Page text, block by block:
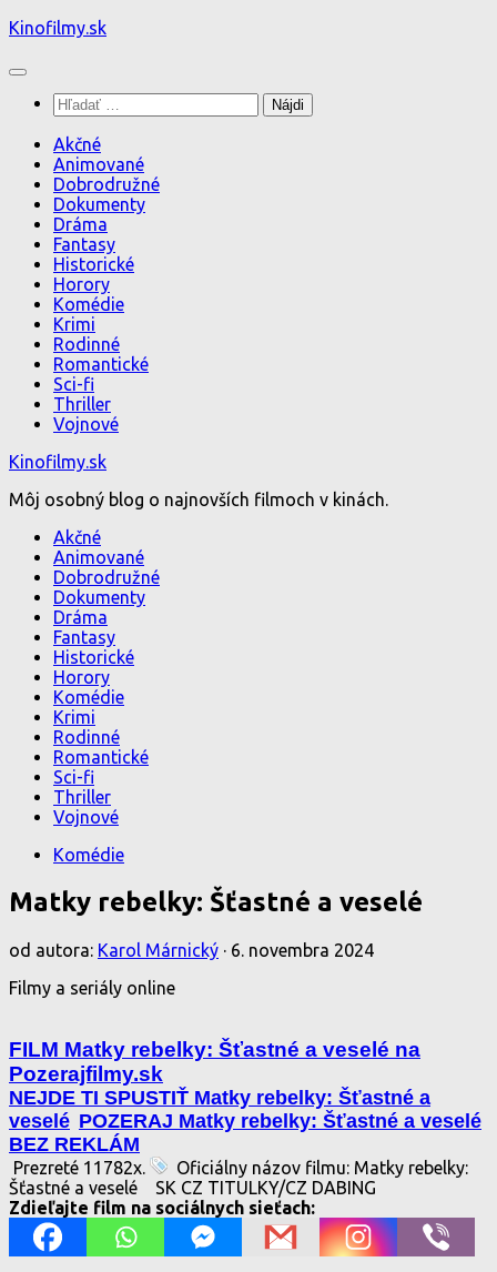
Preskočiť
obsah
Kinofilmy.sk
Hľadať:
Akčné
Animované
Dobrodružné
Dokumenty
Dráma
Fantasy
Historické
Horory
Komédie
Krimi
Rodinné
Romantické
Sci-fi
Thriller
Vojnové
Kinofilmy.sk
Môj osobný blog o najnovších filmoch v kinách.
Akčné
Animované
Dobrodružné
Dokumenty
Dráma
Fantasy
Historické
Horory
Komédie
Krimi
Rodinné
Romantické
Sci-fi
Thriller
Vojnové
Komédie
Matky rebelky: Šťastné a veselé
od autora: Karol Márnický · 6. novembra 2024
Filmy a seriály online
FILM Matky rebelky: Šťastné a veselé na
Pozerajfilmy.sk
NEJDE TI SPUSTIŤ Matky rebelky: Šťastné a
veselé POZERAJ Matky rebelky: Šťastné a veselé
BEZ REKLÁM
Prezreté 11782x.
Oficiálny názov filmu: Matky rebelky:
Šťastné a veselé
SK CZ TITULKY/CZ DABING
Zdieľajte film na sociálnych sieťach: